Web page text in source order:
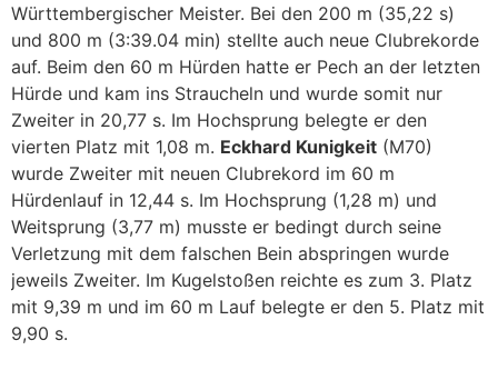
Württembergischer Meister. Bei den 200 m (35,22 s)
und 800 m (3:39.04 min) stellte auch neue Clubrekorde
auf. Beim den 60 m Hürden hatte er Pech an der letzten
Hürde und kam ins Straucheln und wurde somit nur
Zweiter in 20,77 s. Im Hochsprung belegte er den
vierten Platz mit 1,08 m. Eckhard Kunigkeit (M70)
wurde Zweiter mit neuen Clubrekord im 60 m
Hürdenlauf in 12,44 s. Im Hochsprung (1,28 m) und
Weitsprung (3,77 m) musste er bedingt durch seine
Verletzung mit dem falschen Bein abspringen wurde
jeweils Zweiter. Im Kugelstoßen reichte es zum 3. Platz
mit 9,39 m und im 60 m Lauf belegte er den 5. Platz mit
9,90 s.